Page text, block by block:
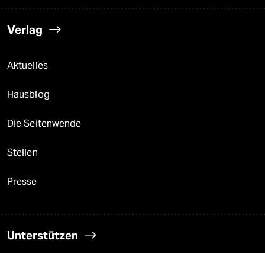
Verlag
Aktuelles
Hausblog
Die Seitenwende
Stellen
Presse
Unterstützen